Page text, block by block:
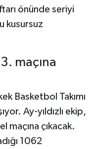
önünde seriyi
kusursuz
maçına
Basketbol Takımı
Ay-yıldızlı ekip,
maçına çıkacak.
1062